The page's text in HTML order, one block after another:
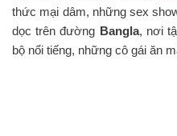
thức mại dâm, những sex
dọc trên đường Bangla, nơi
bộ nổi tiếng, những cô gái ăn